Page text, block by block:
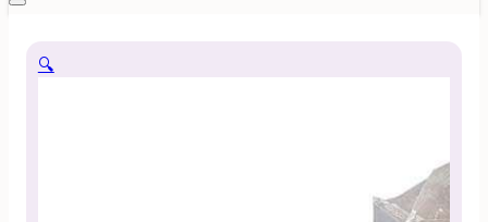
🔍